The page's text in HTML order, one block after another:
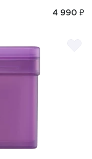
4 990 ₽